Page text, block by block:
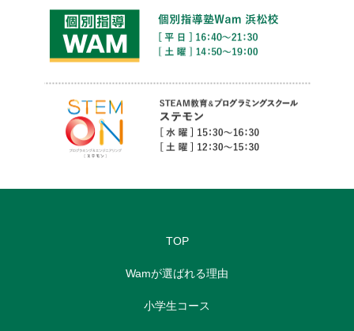
TOP
Wamが選ばれる理由
小学生コース